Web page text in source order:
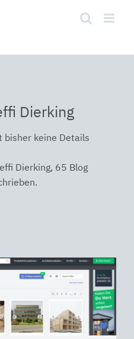
Dierking
bisher keine Details
Dierking, 65 Blog